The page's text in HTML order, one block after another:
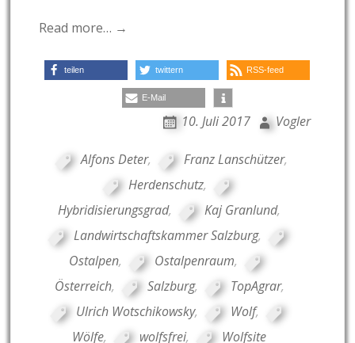
Read more… →
teilen twittern RSS-feed
E-Mail
10. Juli 2017 Vogler
Alfons Deter, Franz Lanschützer,
Herdenschutz,
Hybridisierungsgrad, Kaj Granlund,
Landwirtschaftskammer Salzburg,
Ostalpen, Ostalpenraum,
Österreich, Salzburg, TopAgrar,
Ulrich Wotschikowsky, Wolf,
Wölfe, wolfsfrei, Wolfsite